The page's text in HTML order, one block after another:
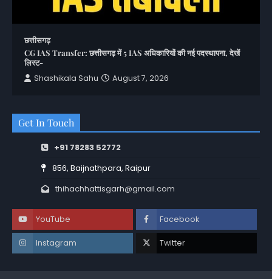
छत्तीसगढ़
CG IAS Transfer: छत्तीसगढ़ में 5 IAS अधिकारियों की नई पदस्थापना, देखें
लिस्ट-
Shashikala Sahu
August 7, 2026
Get In Touch
+91 78283 52772
856, Baijnathpara, Raipur
thihachhattisgarh@gmail.com
YouTube Facebook
Instagram Twitter